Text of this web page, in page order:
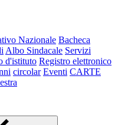
Nazionale Bacheca
Albo Sindacale Servizi
d'istituto Registro elettronico
circolar Eventi CARTE